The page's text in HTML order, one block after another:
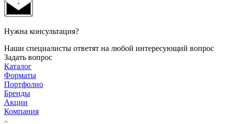
Нужна консультация?
Наши специалисты ответят на любой интересующий вопрос
Задать вопрос
Каталог
Форматы
Портфолио
Бренды
Акции
Компания